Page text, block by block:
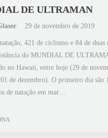
DE ULTRAMAN
29 de novembro de 2019
421 de ciclismo e 84 de duas
do MUNDIAL DE
no Hawaii, entre hoje (29 de
de dezembro). O primeiro dia são
de natação em mar…